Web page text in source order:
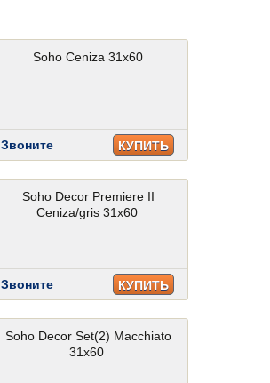
Soho Ceniza 31x60
Звоните КУПИТЬ
Soho Decor Premiere II
Ceniza/gris 31x60
Звоните КУПИТЬ
Soho Decor Set(2) Macchiato
31x60